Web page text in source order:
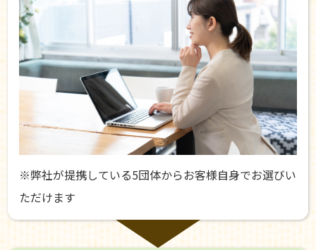
※弊社が提携している5団体からお客様自身でお選びい
ただけます